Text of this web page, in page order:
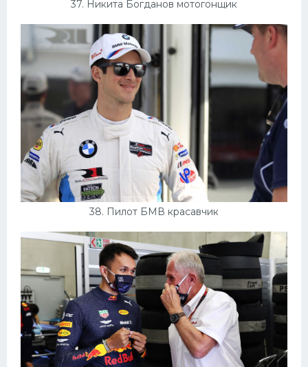
37. Никита Богданов мотогонщик
38. Пилот БМВ красавчик